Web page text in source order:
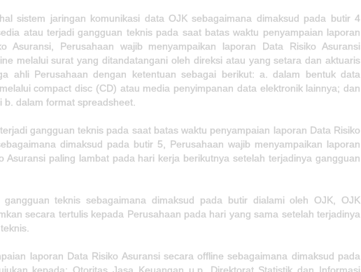
sistem jaringan komunikasi data OJK sebagaimana dimaksud pada butir 4
atau terjadi gangguan teknis pada saat batas waktu penyampaian laporan
Asuransi, Perusahaan wajib menyampaikan laporan Data Risiko Asuransi
melalui surat yang ditandatangani oleh direksi atau yang setara dan aktuaris
ahli Perusahaan dengan ketentuan sebagai berikut: a. dalam bentuk data
compact disc (CD) atau media penyimpanan data elektronik lainnya; dan
b. dalam format spreadsheet.
gangguan teknis pada saat batas waktu penyampaian laporan Data Risiko
dimaksud pada butir 5, Perusahaan wajib menyampaikan laporan
Asuransi paling lambat pada hari kerja berikutnya setelah terjadinya gangguan
gangguan teknis sebagaimana dimaksud pada butir dialami oleh OJK, OJK
secara tertulis kepada Perusahaan pada hari yang sama setelah terjadinya
laporan Data Risiko Asuransi secara offline sebagaimana dimaksud pada